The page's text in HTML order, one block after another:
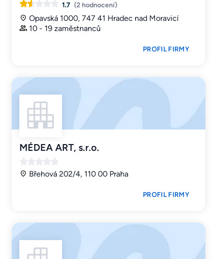
1.7 (2 hodnocení)
Opavská 1000, 747 41 Hradec nad Moravicí
10 - 19 zaměstnanců
PROFIL FIRMY
MÉDEA ART, s.r.o.
Břehová 202/4, 110 00 Praha
PROFIL FIRMY